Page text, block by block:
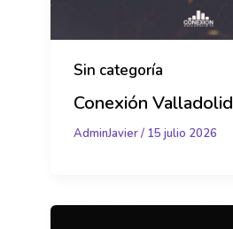
Sin categoría
Conexión Valladolid
AdminJavier/ 15 julio 2026